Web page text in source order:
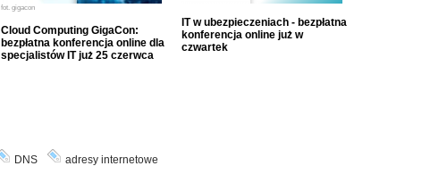
fot. gigacon
Cloud Computing GigaCon:
bezpłatna konferencja online dla
specjalistów IT już 25 czerwca
IT w ubezpieczeniach - bezpłatna
konferencja online już w
czwartek
DNS adresy internetowe